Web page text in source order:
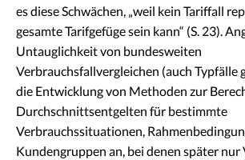
es diese Schwächen, „weil kein Tariffall
gesamte Tarifgefüge sein kann“ (S. 23).
Untauglichkeit von bundesweiten
Verbrauchsfallvergleichen (auch Typfälle
die Entwicklung von Methoden zur
Durchschnittsentgelten für bestimmte
Verbrauchssituationen,
Kundengruppen an, bei denen später nur